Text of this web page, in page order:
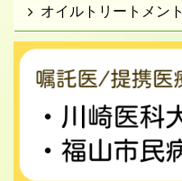
オイルトリートメント